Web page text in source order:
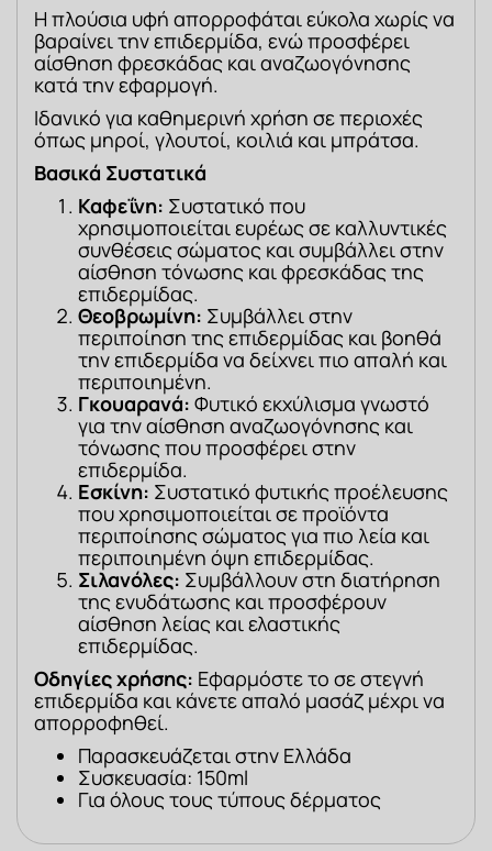
Η πλούσια υφή απορροφάται εύκολα χωρίς να
βαραίνει την επιδερμίδα, ενώ προσφέρει
αίσθηση φρεσκάδας και αναζωογόνησης
κατά την εφαρμογή.
Ιδανικό για καθημερινή χρήση σε περιοχές
όπως μηροί, γλουτοί, κοιλιά και μπράτσα.
Βασικά Συστατικά
Καφεΐνη: Συστατικό που
χρησιμοποιείται ευρέως σε καλλυντικές
συνθέσεις σώματος και συμβάλλει στην
αίσθηση τόνωσης και φρεσκάδας της
επιδερμίδας.
Θεοβρωμίνη: Συμβάλλει στην
περιποίηση της επιδερμίδας και βοηθά
την επιδερμίδα να δείχνει πιο απαλή και
περιποιημένη.
Γκουαρανά: Φυτικό εκχύλισμα γνωστό
για την αίσθηση αναζωογόνησης και
τόνωσης που προσφέρει στην
επιδερμίδα.
Εσκίνη: Συστατικό φυτικής προέλευσης
που χρησιμοποιείται σε προϊόντα
περιποίησης σώματος για πιο λεία και
περιποιημένη όψη επιδερμίδας.
Σιλανόλες: Συμβάλλουν στη διατήρηση
της ενυδάτωσης και προσφέρουν
αίσθηση λείας και ελαστικής
επιδερμίδας.
Οδηγίες χρήσης: Εφαρμόστε το σε στεγνή
επιδερμίδα και κάνετε απαλό μασάζ μέχρι να
απορροφηθεί.
Παρασκευάζεται στην Ελλάδα
Συσκευασία: 150ml
Για όλους τους τύπους δέρματος